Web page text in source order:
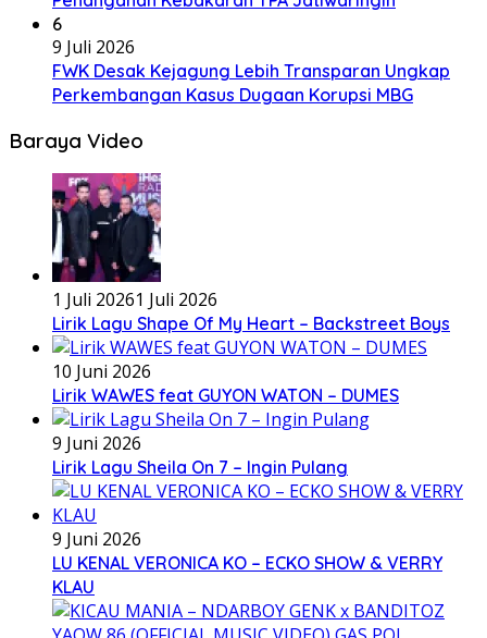
6
9 Juli 2026
FWK Desak Kejagung Lebih Transparan Ungkap
Perkembangan Kasus Dugaan Korupsi MBG
Baraya Video
1 Juli 20261 Juli 2026
Lirik Lagu Shape Of My Heart – Backstreet Boys
10 Juni 2026
Lirik WAWES feat GUYON WATON – DUMES
9 Juni 2026
Lirik Lagu Sheila On 7 – Ingin Pulang
9 Juni 2026
LU KENAL VERONICA KO – ECKO SHOW & VERRY
KLAU